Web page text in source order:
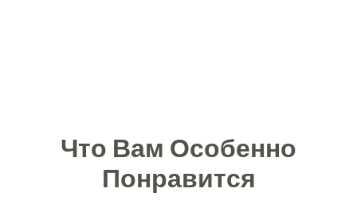
Что Вам Особенно
Понравится